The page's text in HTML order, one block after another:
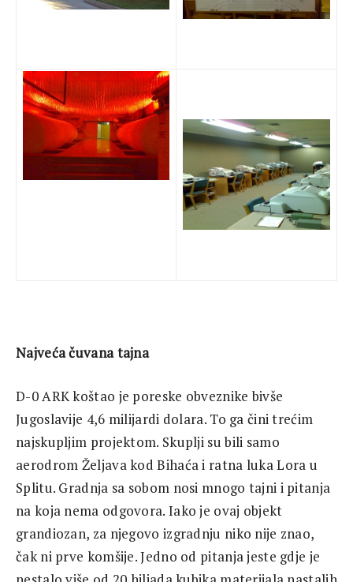
Najveća čuvana tajna
D-0 ARK koštao je poreske obveznike bivše
Jugoslavije 4,6 milijardi dolara. To ga čini trećim
najskupljim projektom. Skuplji su bili samo
aerodrom Željava kod Bihaća i ratna luka Lora u
Splitu. Gradnja sa sobom nosi mnogo tajni i pitanja
na koja nema odgovora. Iako je ovaj objekt
grandiozan, za njegovo izgradnju niko nije znao,
čak ni prve komšije. Jedno od pitanja jeste gdje je